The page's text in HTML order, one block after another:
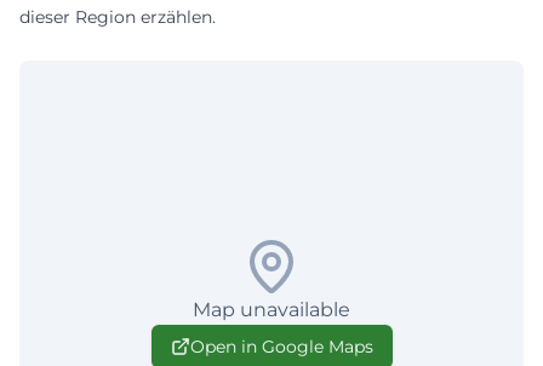
dieser Region erzählen.
Map unavailable
Open in Google Maps